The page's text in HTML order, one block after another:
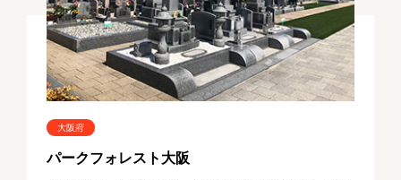
大阪府
パークフォレスト大阪